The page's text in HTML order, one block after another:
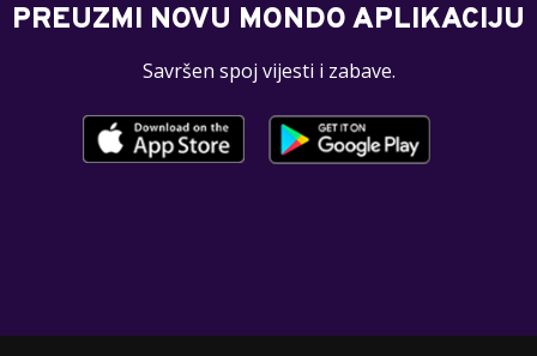
PREUZMI NOVU MONDO APLIKACIJU
Savršen spoj vijesti i zabave.